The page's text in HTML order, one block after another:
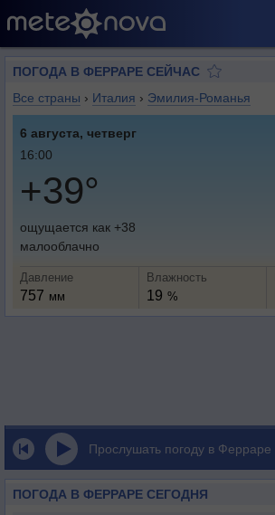
ПОГОДА В ФЕРРАРЕ СЕЙЧАС
Все страны › Италия › Эмилия-Романья
6 августа, четверг
16:00
+39°
ощущается как +38
малооблачно
Давление
757 мм
Влажность
19 %
Прослушать погоду в Ферраре
ПОГОДА В ФЕРРАРЕ СЕГОДНЯ